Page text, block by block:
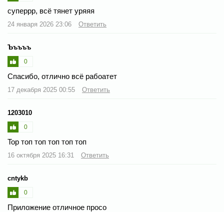
суперрр, всё тянет уряяя
24 января 2026 23:06 Ответить
Ъъъъъ
0
Спасибо, отлично всё рабоатет
17 декабря 2025 00:55 Ответить
1203010
0
Top топ топ топ топ топ
16 октября 2025 16:31 Ответить
cntykb
0
Приложение отличное просо